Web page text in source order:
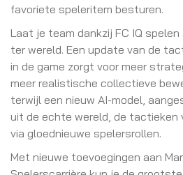
favoriete speleritem besturen.
Laat je team dankzij FC IQ
ter wereld. Een update van de
in de game zorgt voor meer
meer realistische collectieve
terwijl een nieuw AI-model,
uit de echte wereld, de tactieken
via gloednieuwe spelersrollen.
Met nieuwe toevoegingen aan